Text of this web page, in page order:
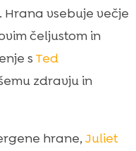
Hrana vsebuje večje
čeljustom in
s Ted
zdravju in
hrane, Juliet